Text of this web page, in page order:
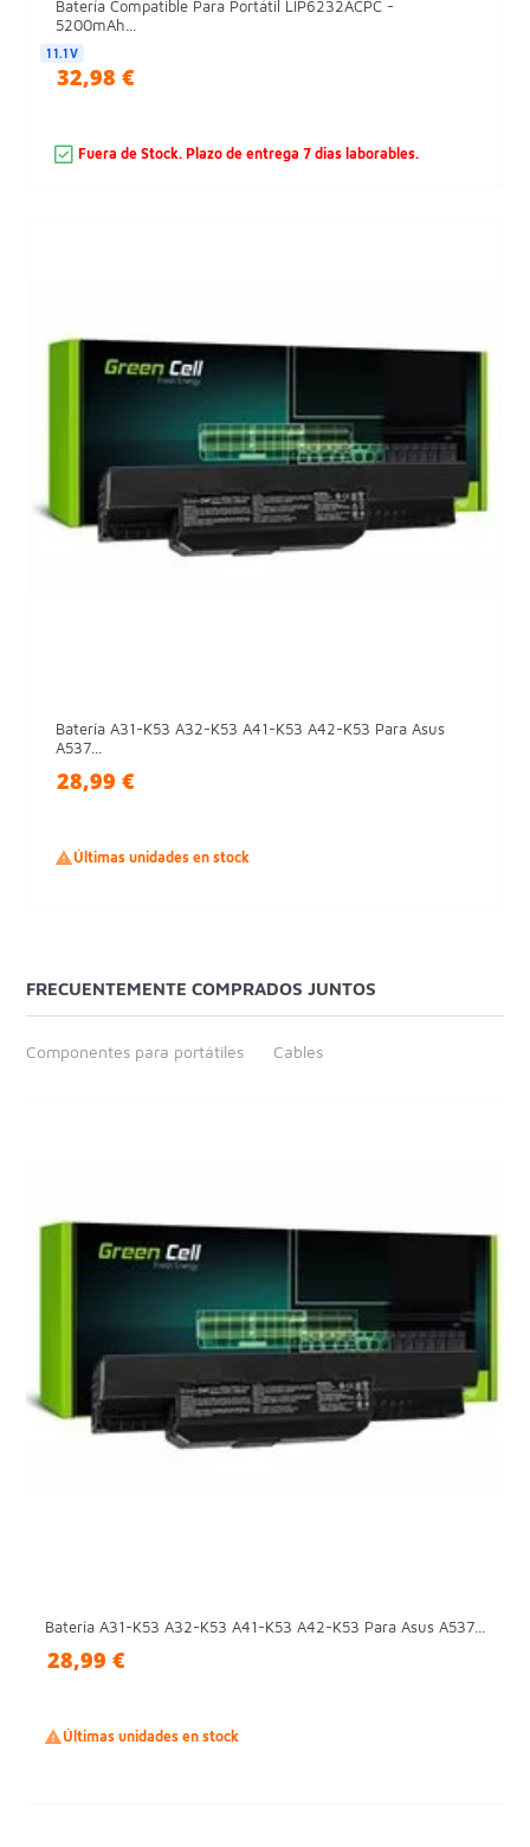
Batería Compatible Para Portátil LIP6232ACPC -
5200mAh...
11.1V
32,98 €
Fuera de Stock. Plazo de entrega 7 dias laborables.
Batería A31-K53 A32-K53 A41-K53 A42-K53 Para Asus
A537...
28,99 €
Últimas unidades en stock
FRECUENTEMENTE COMPRADOS JUNTOS
Componentes para portátiles Cables
Batería A31-K53 A32-K53 A41-K53 A42-K53 Para Asus A537...
28,99 €
Últimas unidades en stock